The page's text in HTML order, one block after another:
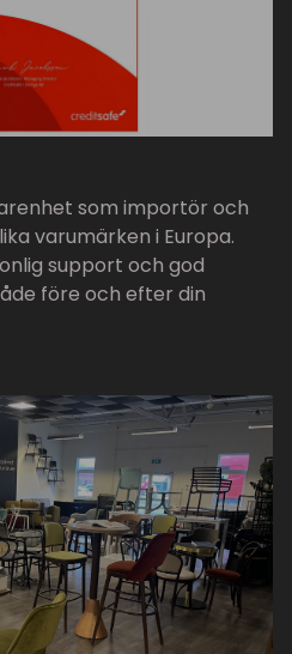
som importör och
varumärken i Europa.
support och god
före och efter din